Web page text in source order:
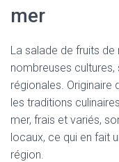
mer
La salade de fruits de
nombreuses
régionales.
les traditions
mer, frais et variés,
locaux, ce qui en fait
région.